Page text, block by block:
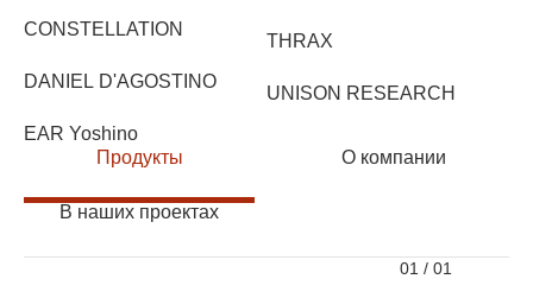
CONSTELLATION
DANIEL D'AGOSTINO
EAR Yoshino
THRAX
UNISON RESEARCH
Продукты О компании
В наших проектах
01 / 01